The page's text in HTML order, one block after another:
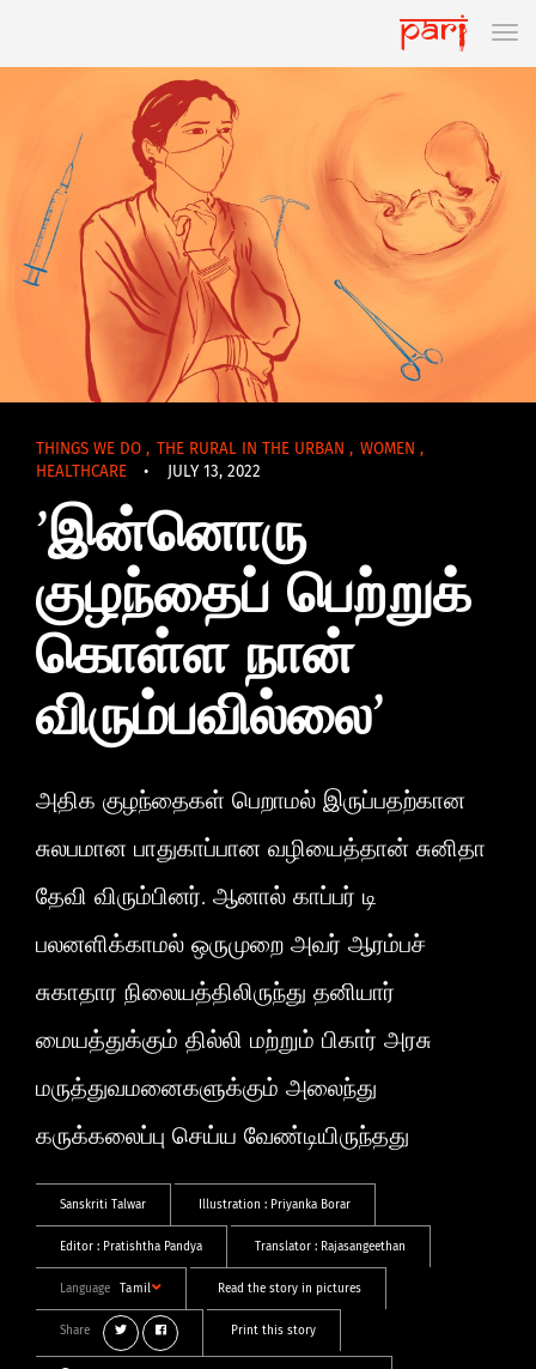
THINGS WE DO , THE RURAL IN THE URBAN , WOMEN ,
HEALTHCARE
• JULY 13, 2022
’இன்னொரு
குழந்தைப் பெற்றுக்
கொள்ள நான்
விரும்பவில்லை’
அதிக குழந்தைகள் பெறாமல் இருப்பதற்கான
சுலபமான பாதுகாப்பான வழியைத்தான் சுனிதா
தேவி விரும்பினர். ஆனால் காப்பர் டி
பலனளிக்காமல் ஒருமுறை அவர் ஆரம்பச்
சுகாதார நிலையத்திலிருந்து தனியார்
மையத்துக்கும் தில்லி மற்றும் பிகார் அரசு
மருத்துவமனைகளுக்கும் அலைந்து
கருக்கலைப்பு செய்ய வேண்டியிருந்தது
Sanskriti Talwar Illustration : Priyanka Borar
Editor : Pratishtha Pandya Translator : Rajasangeethan
Language Tamil Read the story in pictures
Share Print this story